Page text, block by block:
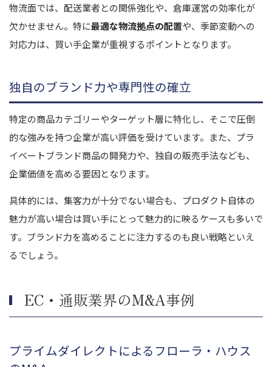
物流面では、配送業者との関係強化や、倉庫運営の効率化が
欠かせません。特に最適な物流拠点の配置や、季節変動への
対応力は、買い手企業が重視するポイントとなります。
独自のブランド力や専門性の確立
特定の商品カテゴリーやターゲット層に特化し、そこで圧倒
的な強みを持つ企業が高い評価を受けています。また、プラ
イベートブランド商品の開発力や、独自の販売手法なども、
企業価値を高める要因となります。
具体的には、集客力が十分でない場合も、プロダクト自体の
魅力が高い場合は買い手にとって魅力的に映るケースも多いで
す。ブランド力を高めることに注力するのも良い戦略といえ
るでしょう。
EC・通販業界のM&A事例
プライムダイレクトによるフローラ・ハウス